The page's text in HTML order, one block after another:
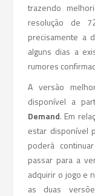
trazendo
resolução de
precisamente a
alguns dias a
rumores
A versão
disponível a
Demand. Em
estar disponível
poderá
passar para a
adquirir o jogo e
as duas